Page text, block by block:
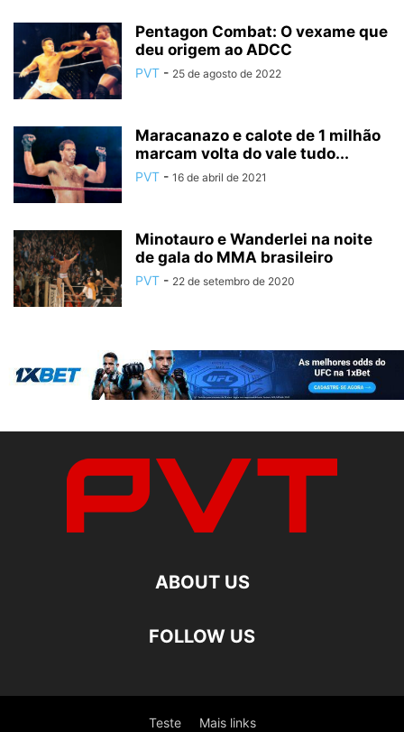
Pentagon Combat: O vexame que
deu origem ao ADCC
PVT - 25 de agosto de 2022
Maracanazo e calote de 1 milhão
marcam volta do vale tudo...
PVT - 16 de abril de 2021
Minotauro e Wanderlei na noite
de gala do MMA brasileiro
PVT - 22 de setembro de 2020
ABOUT US
FOLLOW US
Teste Mais links